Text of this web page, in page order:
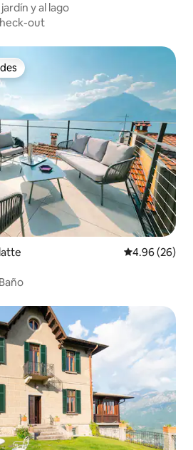
y al lago
out
Calificación
4.96 (26)
Baño